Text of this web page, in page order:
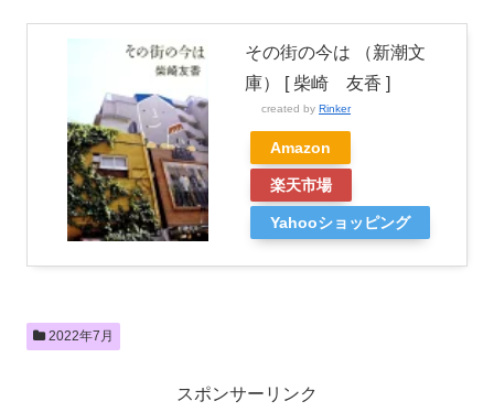
その街の今は （新潮文
庫） [ 柴崎 友香 ]
created by Rinker
Amazon
楽天市場
Yahooショッピング
2022年7月
スポンサーリンク